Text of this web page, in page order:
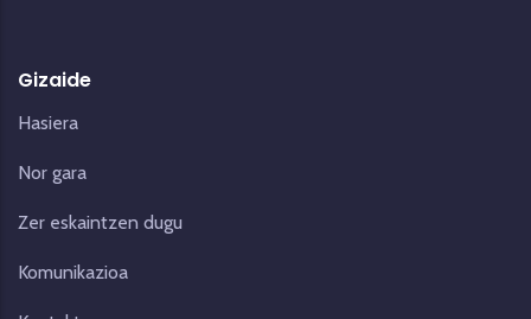
Gizaide
Hasiera
Nor gara
Zer eskaintzen dugu
Komunikazioa